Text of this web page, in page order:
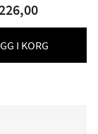
I KORG